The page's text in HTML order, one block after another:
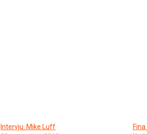
Intervju: Mike Luff